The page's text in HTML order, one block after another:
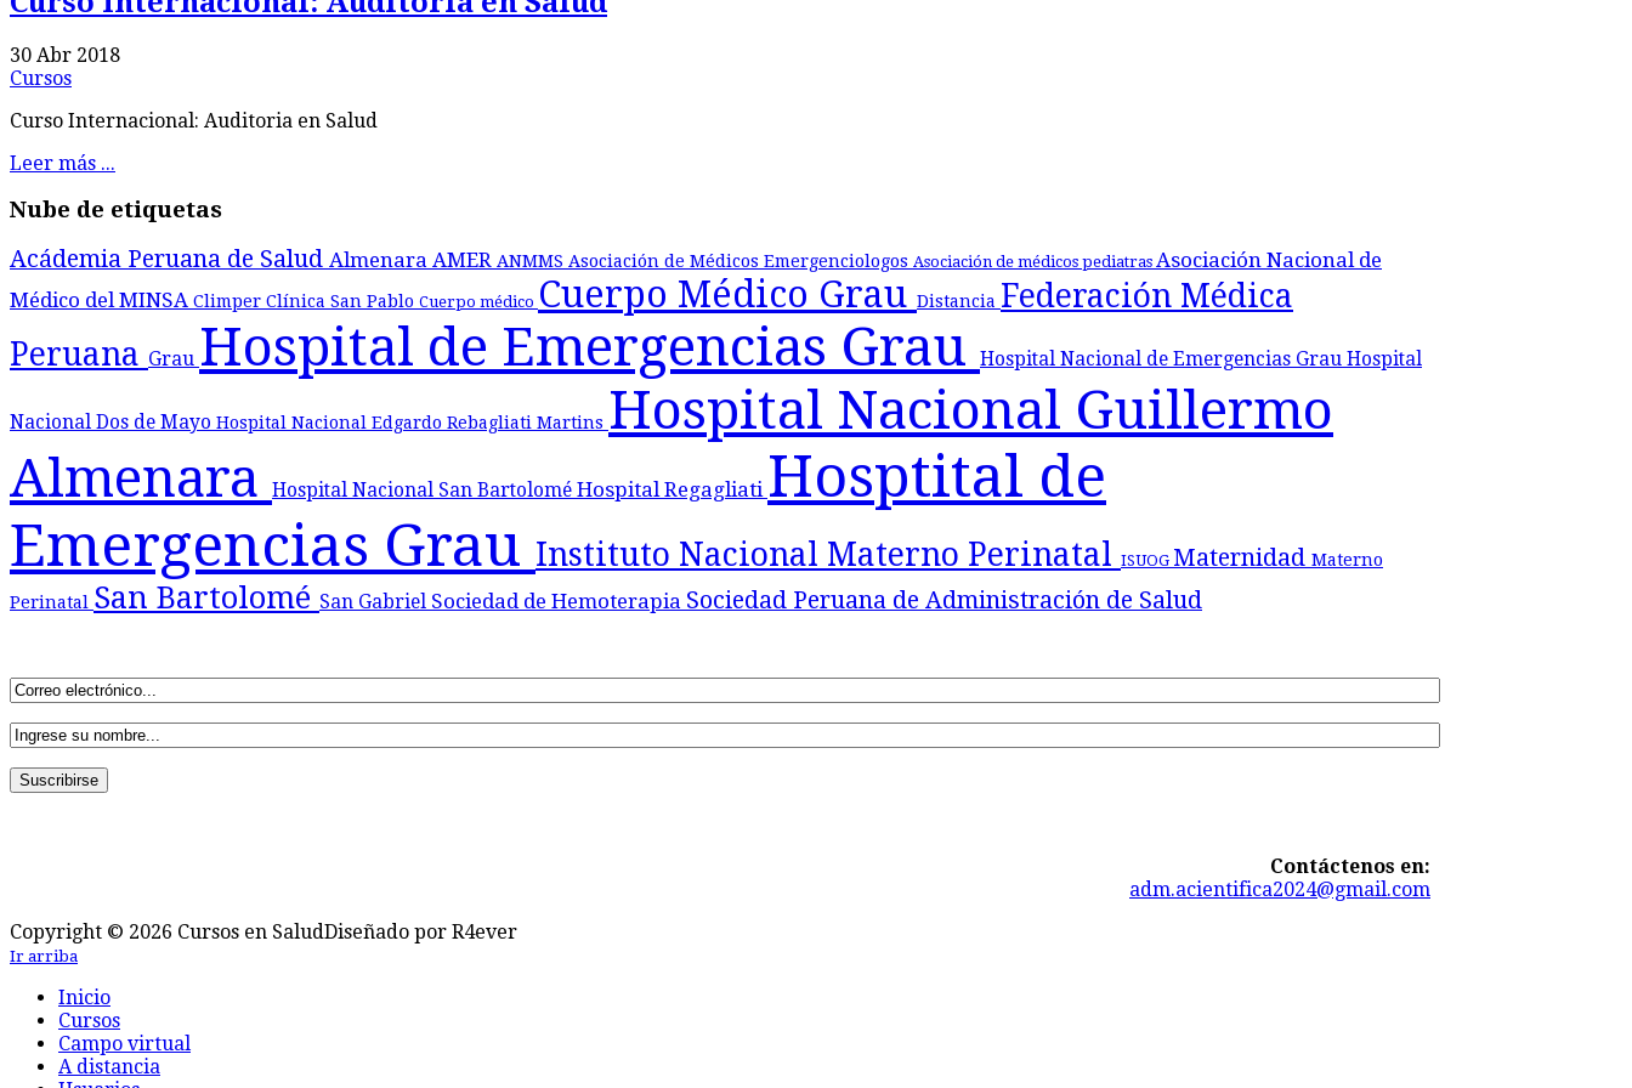
30 Abr 2018
Cursos
Curso Internacional: Auditoria en Salud
Leer más ...
Nube de etiquetas
Acádemia Peruana de Salud Almenara AMER ANMMS Asociación de Médicos Emergenciologos Asociación de médicos pediatras Asociación Nacional de
Médico del MINSA Climper Clínica San Pablo Cuerpo médico Cuerpo Médico Grau Distancia Federación Médica
Peruana Grau Hospital de Emergencias Grau Hospital Nacional de Emergencias Grau Hospital
Nacional Dos de Mayo Hospital Nacional Edgardo Rebagliati Martins Hospital Nacional Guillermo
Almenara
Hospital Nacional San Bartolomé Hospital Regagliati Hosptital de
Emergencias Grau Instituto Nacional Materno Perinatal ISUOG Maternidad Materno
Perinatal San Bartolomé San Gabriel Sociedad de Hemoterapia Sociedad Peruana de Administración de Salud
Contáctenos en:
adm.acientifica2024@gmail.com
Copyright © 2026 Cursos en SaludDiseñado por R4ever
Ir arriba
Inicio
Cursos
Campo virtual
A distancia